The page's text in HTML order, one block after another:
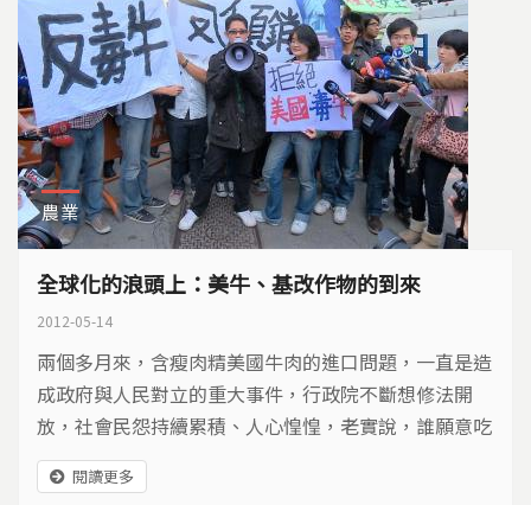
農業
全球化的浪頭上：美牛、基改作物的到來
2012-05-14
兩個多月來，含瘦肉精美國牛肉的進口問題，一直是造
成政府與人民對立的重大事件，行政院不斷想修法開
放，社會民怨持續累積、人心惶惶，老實說，誰願意吃
到含瘦肉精的肉品？不過，美牛問題不能只討論食物安
全的面向，從狂牛症、三聚氫胺到瘦肉精，其實都與全
閱讀更多